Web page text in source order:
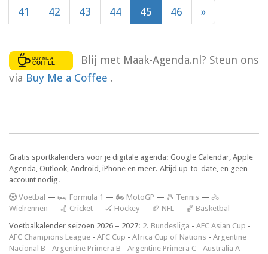
41 42 43 44 45 46 »
Blij met Maak-Agenda.nl? Steun ons
via Buy Me a Coffee .
Gratis sportkalenders voor je digitale agenda: Google Calendar, Apple
Agenda, Outlook, Android, iPhone en meer. Altijd up-to-date, en geen
account nodig.
Voetbal — 🏎️ Formula 1 — 🏍 MotoGP — 🎾 Tennis — 🚴
Wielrennen — 🏏 Cricket — 🏑 Hockey — 🏈 NFL — 🏀 Basketbal
Voetbalkalender seizoen 2026 – 2027: 2. Bundesliga - AFC Asian Cup -
AFC Champions League - AFC Cup - Africa Cup of Nations - Argentine
Nacional B - Argentine Primera B - Argentine Primera C - Australia A-